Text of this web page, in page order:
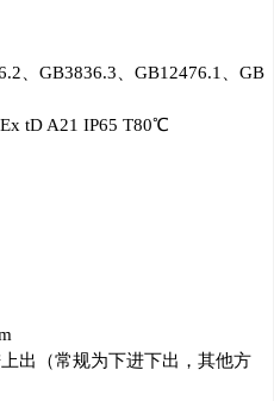
、GB3836.3、GB12476.1、GB
tD A21 IP65 T80℃
出（常规为下进下出，其他方